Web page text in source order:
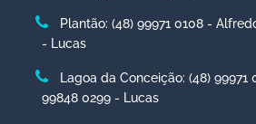
Plantão: (48) 99971 0108 -
- Lucas
Lagoa da Conceição: (48)
99848 0299 - Lucas